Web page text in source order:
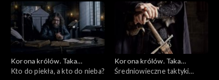
Sezon 1
Korona królów. Taka
historia...
Kto do piekła, a kto do nieba?
Korona królów. Taka
historia...
Średniowieczne taktyki